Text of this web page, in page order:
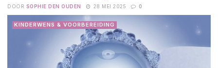
DOOR SOPHIE DEN OUDEN 28 MEI 2025 0
KINDERWENS & VOORBEREIDING